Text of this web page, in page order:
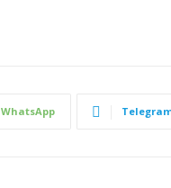
WhatsApp